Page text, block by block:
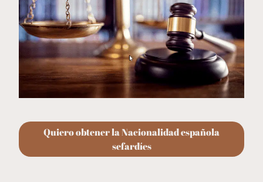
Quiero obtener la Nacionalidad española
sefardíes